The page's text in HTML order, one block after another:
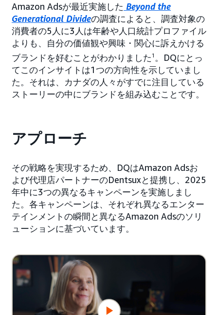
Amazon Adsが最近実施した Beyond the
Generational Divideの調査によると、調査対象の
消費者の5人に3人は年齢や人口統計プロファイル
よりも、自分の価値観や興味・関心に訴えかける
ブランドを好むことがわかりました1 。DQにとっ
てこのインサイトは1つの方向性を示していまし
た。それは、カナダの人々がすでに注目している
ストーリーの中にブランドを組み込むことです。
アプローチ
その戦略を実現するため、DQはAmazon Adsお
よび代理店パートナーのDentsuxと提携し、2025
年中に3つの異なるキャンペーンを実施しまし
た。各キャンペーンは、それぞれ異なるエンター
テインメントの瞬間と異なるAmazon Adsのソリ
ューションに基づいています。